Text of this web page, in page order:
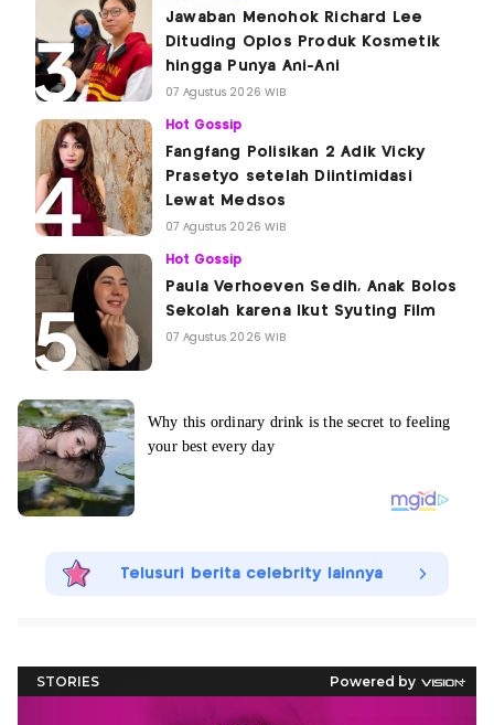
Jawaban Menohok Richard Lee
Dituding Oplos Produk Kosmetik
hingga Punya Ani-Ani
07 Agustus 2026 WIB
Hot Gossip
Fangfang Polisikan 2 Adik Vicky
Prasetyo setelah Diintimidasi
Lewat Medsos
07 Agustus 2026 WIB
Hot Gossip
Paula Verhoeven Sedih, Anak Bolos
Sekolah karena Ikut Syuting Film
07 Agustus 2026 WIB
Telusuri berita celebrity lainnya